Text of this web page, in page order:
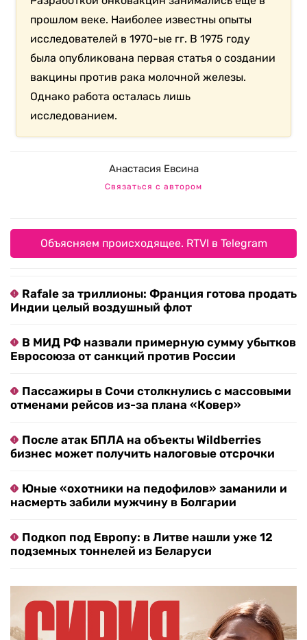
прошлом веке. Наиболее известны опыты
исследователей в 1970-ые гг. В 1975 году
была опубликована первая статья о создании
вакцины против рака молочной железы.
Однако работа осталась лишь
исследованием.
Анастасия Евсина
Связаться с автором
Объясняем происходящее. RTVI в Telegram
Rafale за триллионы: Франция готова продать
Индии целый воздушный флот
В МИД РФ назвали примерную сумму убытков
Евросоюза от санкций против России
Пассажиры в Сочи столкнулись с массовыми
отменами рейсов из-за плана «Ковер»
После атак БПЛА на объекты Wildberries
бизнес может получить налоговые отсрочки
Юные «охотники на педофилов» заманили и
насмерть забили мужчину в Болгарии
Подкоп под Европу: в Литве нашли уже 12
подземных тоннелей из Беларуси